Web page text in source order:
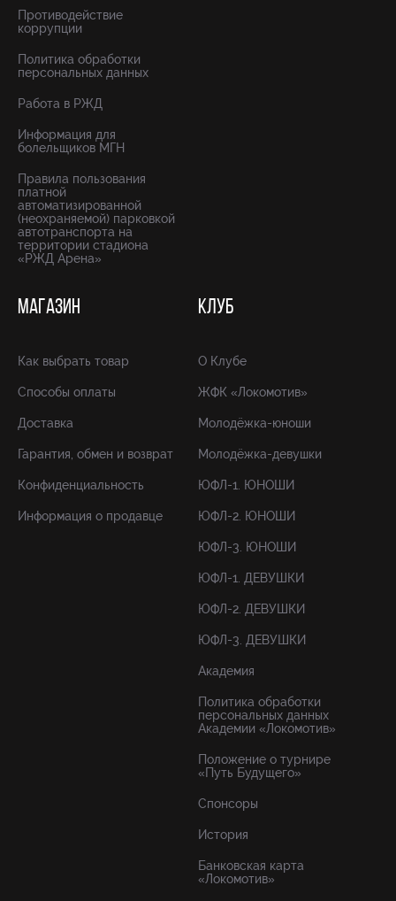
Противодействие
коррупции
Политика обработки
персональных данных
Работа в РЖД
Информация для
болельщиков МГН
Правила пользования
платной
автоматизированной
(неохраняемой) парковкой
автотранспорта на
территории стадиона
«РЖД Арена»
МАГАЗИН
Как выбрать товар
Способы оплаты
Доставка
Гарантия, обмен и возврат
Конфиденциальность
Информация о продавце
КЛУБ
О Клубе
ЖФК «Локомотив»
Молодёжка-юноши
Молодёжка-девушки
ЮФЛ-1. ЮНОШИ
ЮФЛ-2. ЮНОШИ
ЮФЛ-3. ЮНОШИ
ЮФЛ-1. ДЕВУШКИ
ЮФЛ-2. ДЕВУШКИ
ЮФЛ-3. ДЕВУШКИ
Академия
Политика обработки
персональных данных
Академии «Локомотив»
Положение о турнире
«Путь Будущего»
Спонсоры
История
Банковская карта
«Локомотив»